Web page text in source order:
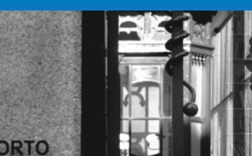
Passar
para o
conteúdo
principal